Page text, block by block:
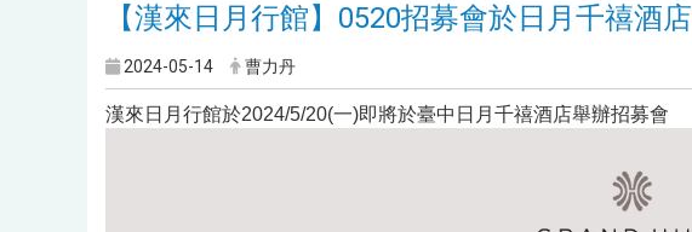
【漢來日月行館】0520招募會於日月千禧酒店
2024-05-14 曹力丹
漢來日月行館於2024/5/20(一)即將於臺中日月千禧酒店舉辦招募會